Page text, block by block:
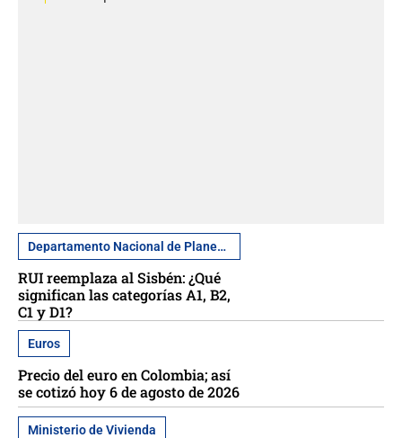
Departamento Nacional de Planeación
RUI reemplaza al Sisbén: ¿Qué
significan las categorías A1, B2,
C1 y D1?
Euros
Precio del euro en Colombia; así
se cotizó hoy 6 de agosto de 2026
Ministerio de Vivienda